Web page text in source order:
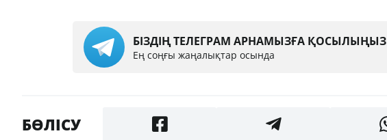
БІЗДІҢ ТЕЛЕГРАМ АРНАМЫЗҒА ҚОСЫЛЫҢЫЗ
Ең соңғы жаңалықтар осында
БӨЛІСУ